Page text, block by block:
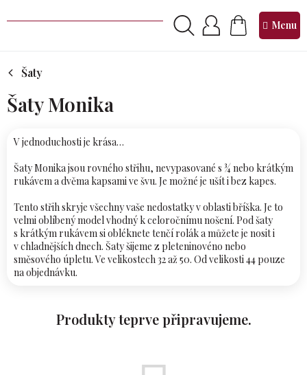
na
NÁKUPNÍ
KOŠÍK
Šaty
Šaty Monika
V jednoduchosti je krása…
Šaty Monika jsou rovného střihu, nevypasované s ¾ nebo krátkým
rukávem a dvěma kapsami ve švu. Je možné je ušít i bez kapes.
Tento střih skryje všechny vaše nedostatky v oblasti bříška. Je to
velmi oblíbený model vhodný k celoročnímu nošení. Pod šaty
s krátkým rukávem si obléknete tenčí rolák a můžete je nosit i
v chladnějších dnech. Šaty šijeme z pleteninovéno nebo
směsového úpletu. Ve velikostech 32 až 50. Od velikosti 44 pouze
na objednávku.
Produkty teprve připravujeme.